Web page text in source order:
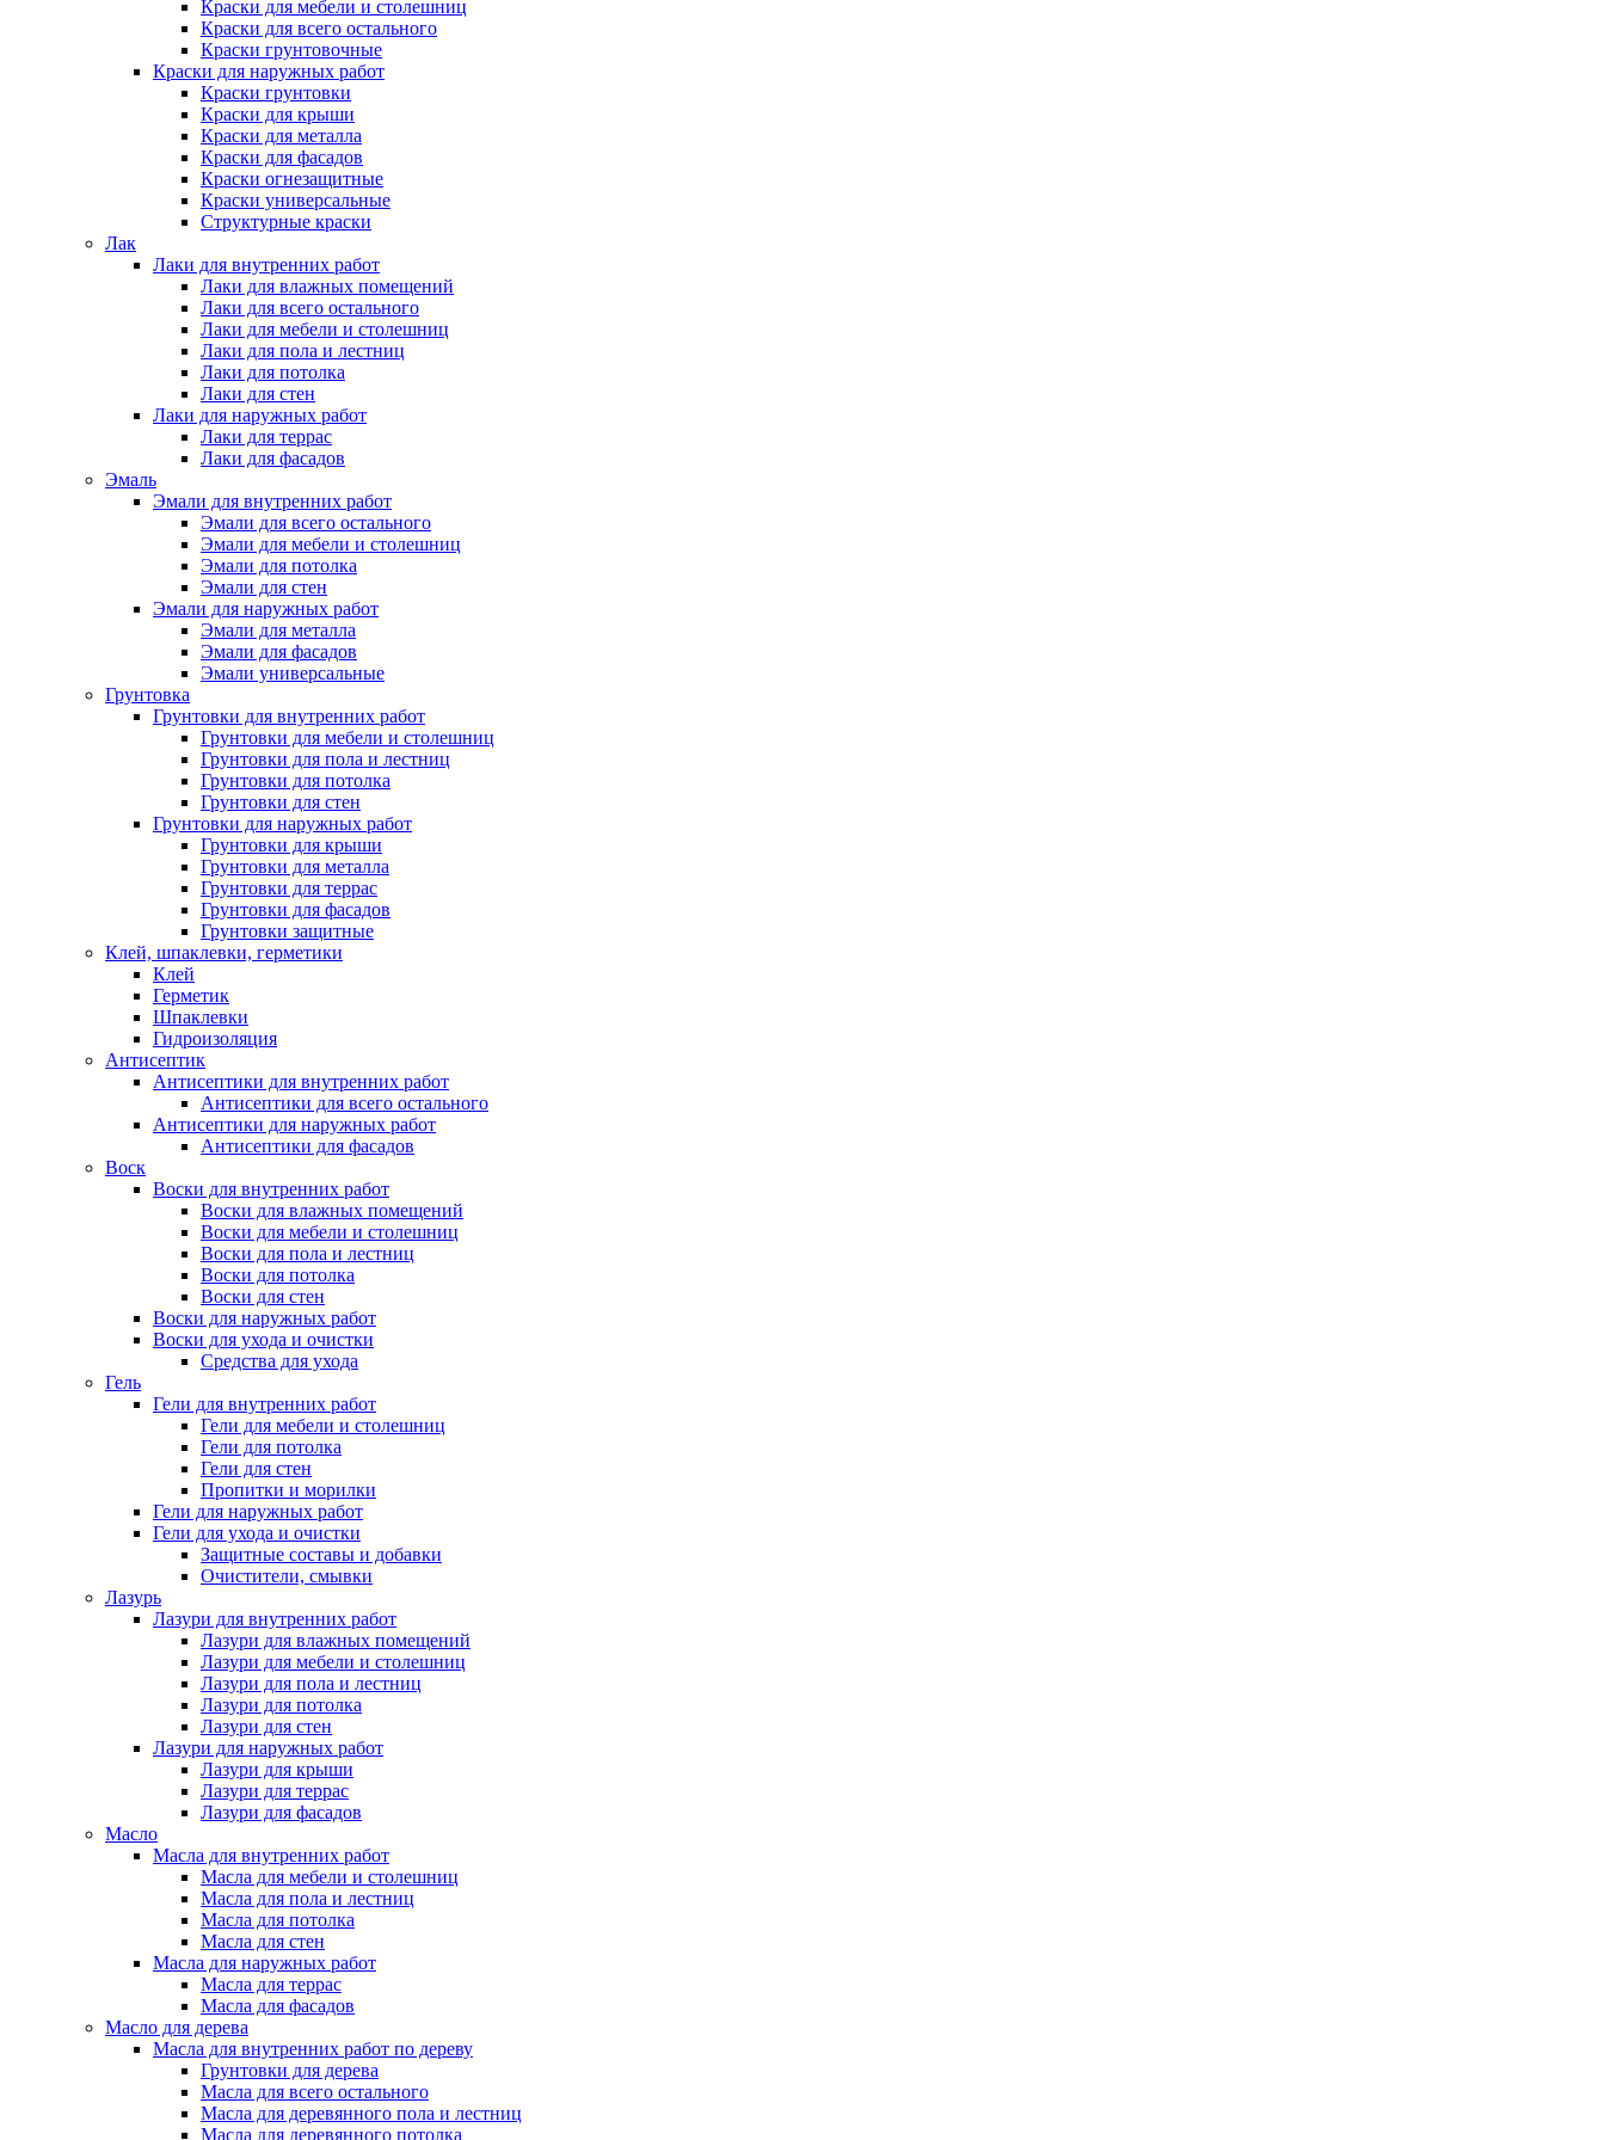
Краски для мебели и столешниц
Краски для всего остального
Краски грунтовочные
Краски для наружных работ
Краски грунтовки
Краски для крыши
Краски для металла
Краски для фасадов
Краски огнезащитные
Краски универсальные
Структурные краски
Лак
Лаки для внутренних работ
Лаки для влажных помещений
Лаки для всего остального
Лаки для мебели и столешниц
Лаки для пола и лестниц
Лаки для потолка
Лаки для стен
Лаки для наружных работ
Лаки для террас
Лаки для фасадов
Эмаль
Эмали для внутренних работ
Эмали для всего остального
Эмали для мебели и столешниц
Эмали для потолка
Эмали для стен
Эмали для наружных работ
Эмали для металла
Эмали для фасадов
Эмали универсальные
Грунтовка
Грунтовки для внутренних работ
Грунтовки для мебели и столешниц
Грунтовки для пола и лестниц
Грунтовки для потолка
Грунтовки для стен
Грунтовки для наружных работ
Грунтовки для крыши
Грунтовки для металла
Грунтовки для террас
Грунтовки для фасадов
Грунтовки защитные
Клей, шпаклевки, герметики
Клей
Герметик
Шпаклевки
Гидроизоляция
Антисептик
Антисептики для внутренних работ
Антисептики для всего остального
Антисептики для наружных работ
Антисептики для фасадов
Воск
Воски для внутренних работ
Воски для влажных помещений
Воски для мебели и столешниц
Воски для пола и лестниц
Воски для потолка
Воски для стен
Воски для наружных работ
Воски для ухода и очистки
Средства для ухода
Гель
Гели для внутренних работ
Гели для мебели и столешниц
Гели для потолка
Гели для стен
Пропитки и морилки
Гели для наружных работ
Гели для ухода и очистки
Защитные составы и добавки
Очистители, смывки
Лазурь
Лазури для внутренних работ
Лазури для влажных помещений
Лазури для мебели и столешниц
Лазури для пола и лестниц
Лазури для потолка
Лазури для стен
Лазури для наружных работ
Лазури для крыши
Лазури для террас
Лазури для фасадов
Масло
Масла для внутренних работ
Масла для мебели и столешниц
Масла для пола и лестниц
Масла для потолка
Масла для стен
Масла для наружных работ
Масла для террас
Масла для фасадов
Масло для дерева
Масла для внутренних работ по дереву
Грунтовки для дерева
Масла для всего остального
Масла для деревянного пола и лестниц
Масла для деревянного потолка